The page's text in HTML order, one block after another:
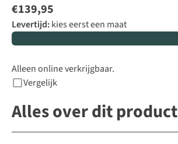
€139,95
Levertijd:kies eerst een maat
Alleen online verkrijgbaar.
Vergelijk
Alles over dit product